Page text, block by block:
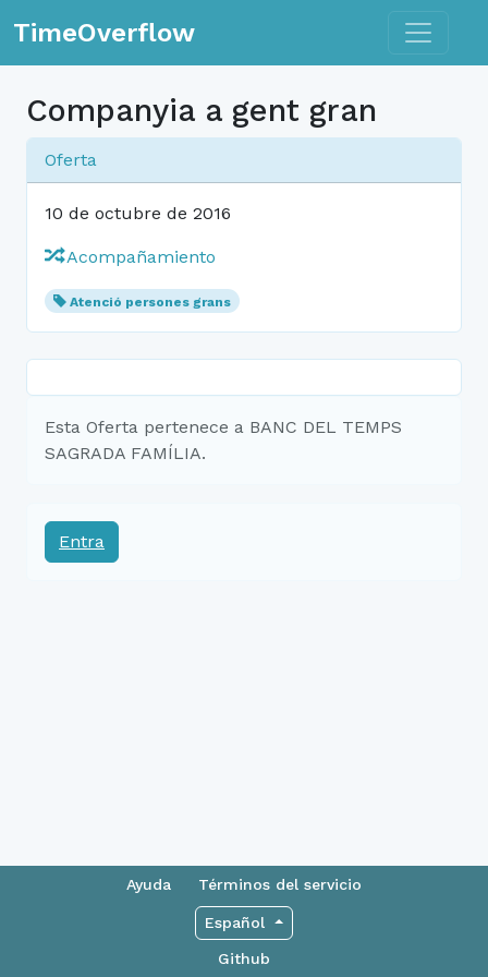
TimeOverflow Toggle
Companyia a gent gran
Oferta
10 de octubre de 2016
Acompañamiento
Atenció persones grans
Esta Oferta pertenece a BANC DEL TEMPS
SAGRADA FAMÍLIA.
Entra
Ayuda Términos del servicio
Español
Github